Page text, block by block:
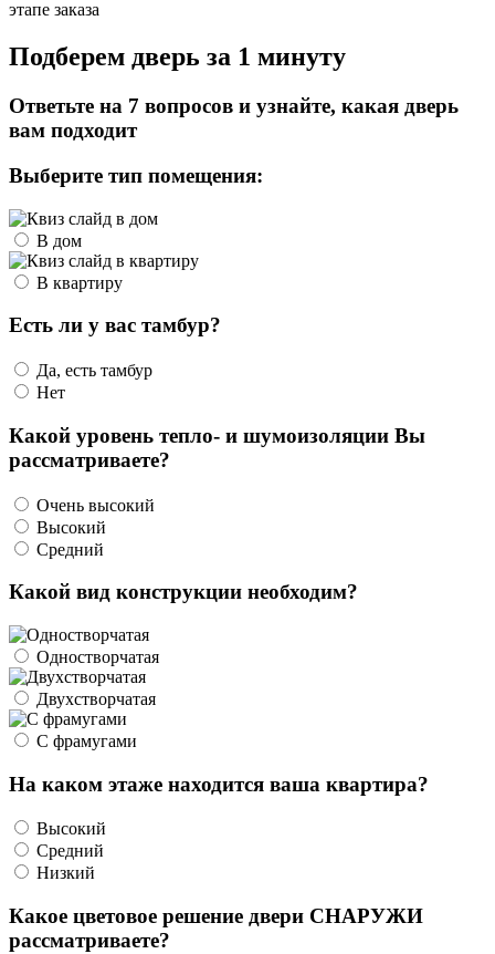
этапе заказа
Подберем дверь за 1 минуту
Ответьте на 7 вопросов и узнайте, какая дверь
вам подходит
Выберите тип помещения:
В дом
В квартиру
Есть ли у вас тамбур?
Да, есть тамбур
Нет
Какой уровень тепло- и шумоизоляции Вы
рассматриваете?
Очень высокий
Высокий
Средний
Какой вид конструкции необходим?
Одностворчатая
Двухстворчатая
С фрамугами
На каком этаже находится ваша квартира?
Высокий
Средний
Низкий
Какое цветовое решение двери СНАРУЖИ
рассматриваете?